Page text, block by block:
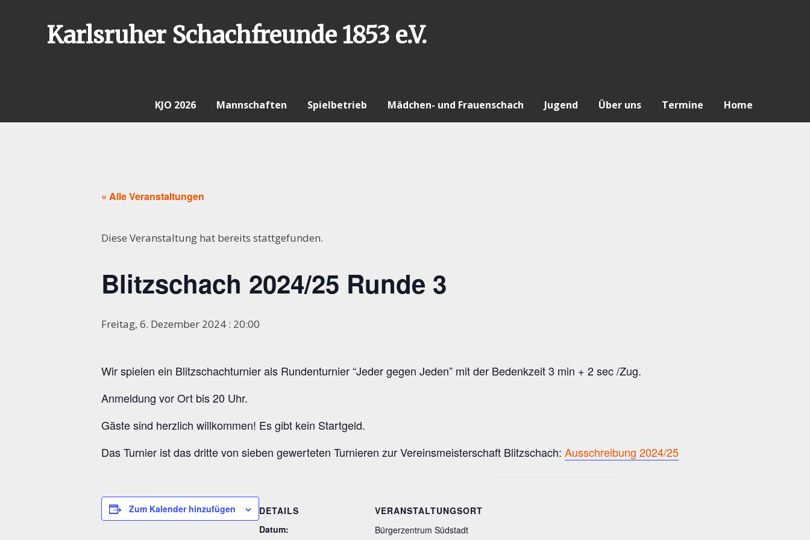
Karlsruher Schachfreunde 1853 e.V.
KJO 2026 Mannschaften Spielbetrieb Mädchen- und Frauenschach Jugend Über uns Termine Home
« Alle Veranstaltungen
Diese Veranstaltung hat bereits stattgefunden.
Blitzschach 2024/25 Runde 3
Freitag, 6. Dezember 2024 : 20:00
Wir spielen ein Blitzschachturnier als Rundenturnier “Jeder gegen Jeden” mit der Bedenkzeit 3 min + 2 sec /Zug.
Anmeldung vor Ort bis 20 Uhr.
Gäste sind herzlich willkommen! Es gibt kein Startgeld.
Das Turnier ist das dritte von sieben gewerteten Turnieren zur Vereinsmeisterschaft Blitzschach: Ausschreibung 2024/25
Zum Kalender hinzufügen
DETAILS
Datum:
VERANSTALTUNGSORT
Bürgerzentrum Südstadt